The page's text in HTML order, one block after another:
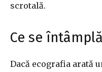
scrotală.
Ce se
Dacă ecografia arată